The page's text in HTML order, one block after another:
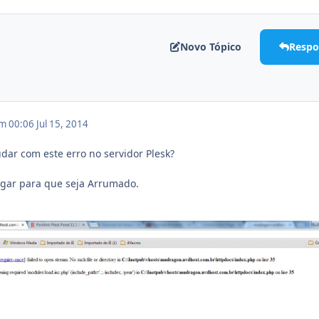
Novo Tópico
00:06 Jul 15, 2014
com este erro no servidor Plesk?
para que seja Arrumado.